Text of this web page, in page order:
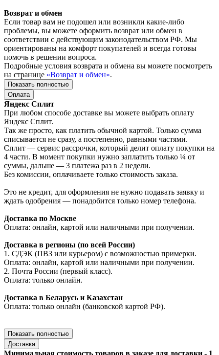
Возврат и обмен
Если товар вам не подошел или возникли какие-либо
проблемы, вы можете оформить возврат или обмен в
соответствии с действующим законодательством РФ. Мы
ориентированы на комфорт покупателей и всегда готовы
помочь в решении вопроса.
Подробные условия возврата и обмена вы можете посмотреть
на странице «Возврат и обмен».
Показать полностью
Оплата
Яндекс Сплит
При любом способе доставке вы можете выбрать оплату
Яндекс Сплит.
Так же просто, как платить обычной картой. Только сумма
списывается не сразу, а постепенно, равными частями.
Сплит — сервис рассрочки, который делит оплату покупки на
4 части. В момент покупки нужно заплатить только ¼ от
суммы, дальше — 3 платежа раз в 2 недели.
Без комиссии, оплачиваете только стоимость заказа.
Это не кредит, для оформления не нужно подавать заявку и
ждать одобрения — понадобится только номер телефона.
Доставка по Москве
Оплата: онлайн, картой или наличными при получении.
Доставка в регионы (по всей России)
1. СДЭК (ПВЗ или курьером) с возможностью примерки.
Оплата: онлайн, картой или наличными при получении.
2. Почта России (первый класс).
Оплата: только онлайн.
Доставка в Беларусь и Казахстан
Оплата: только онлайн (банковской картой РФ).
Показать полностью
Доставка
Минимальная стоимость товаров в заказе для доставки - 1